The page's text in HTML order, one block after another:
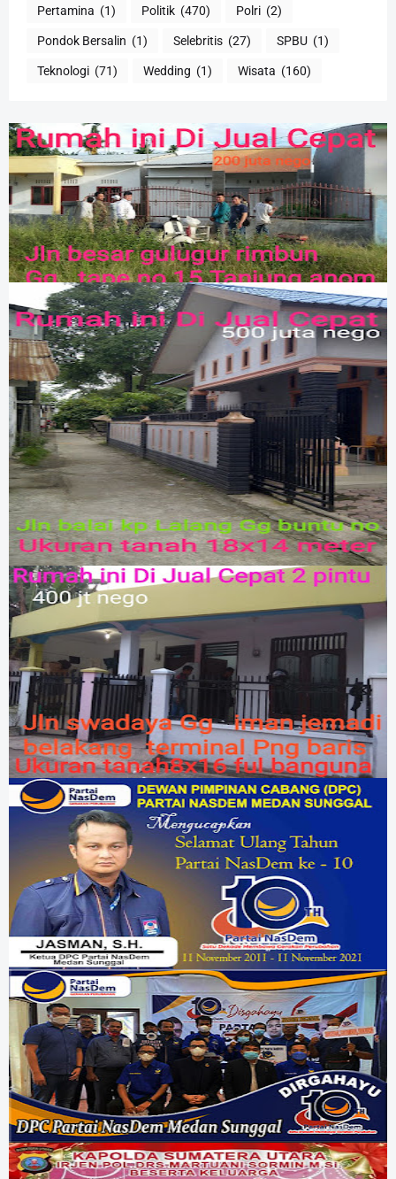
Pertamina (1) Politik (470) Polri (2)
Pondok Bersalin (1) Selebritis (27) SPBU (1)
Teknologi (71) Wedding (1) Wisata (160)